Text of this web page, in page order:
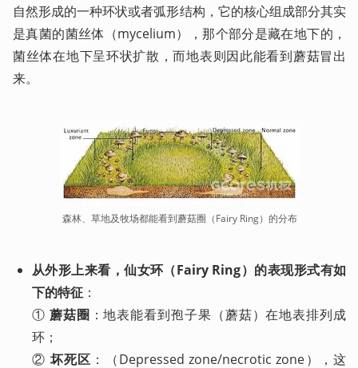
自然形成的一种环状或者弧形结构，它的核心组成部分其实
是真菌的菌丝体（mycelium），那个部分是藏在地下的，
菌丝体在地下呈环状扩散，而地表则因此能看到蘑菇冒出
来。
森林、草地及牧场都能看到蘑菇圈（Fairy Ring）的分布
从外形上来看，仙女环（Fairy Ring）的表现形式有如
下的特征 ：
① 蘑菇圈 ：地表能看到孢子果（蘑菇）在地表排列成
环；
② 坏死区 ：（Depressed zone/necrotic zone），这